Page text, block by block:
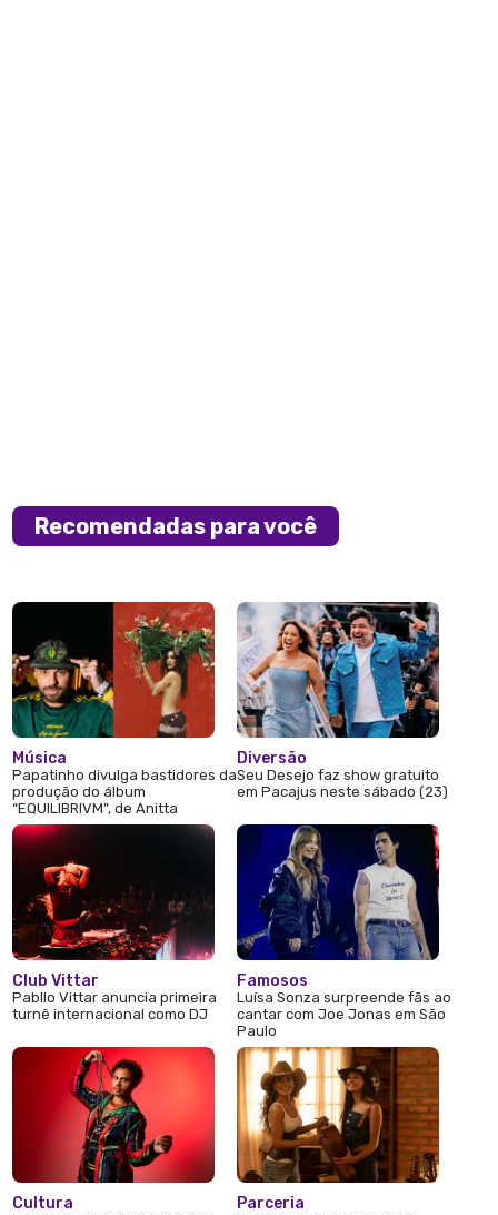
Recomendadas para você
Música
Papatinho divulga bastidores da
produção do álbum
“EQUILIBRIVM”, de Anitta
Club Vittar
Pabllo Vittar anuncia primeira
turnê internacional como DJ
Cultura
Diversão
Seu Desejo faz show gratuito
em Pacajus neste sábado (23)
Famosos
Luísa Sonza surpreende fãs ao
cantar com Joe Jonas em São
Paulo
Parceria